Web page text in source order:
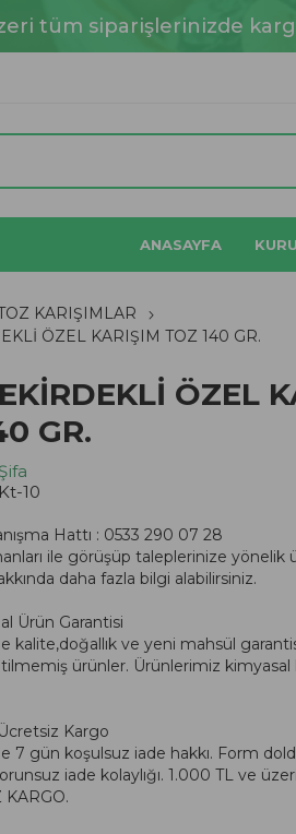
tüm siparişlerinizde
ANASAYFA
KARIŞIMLAR
ÖZEL KARIŞIM TOZ 140 GR.
ÖZEL
GR.
Kt-10
Hattı : 0533 290 07 28
ile görüşüp taleplerinize yönelik
daha fazla bilgi alabilirsiniz.
Ürün Garantisi
kalite,doğallık ve yeni mahsül
ürünler. Ürünlerimiz kimyasal
Kargo
7 gün koşulsuz iade hakkı. Form
iade kolaylığı. 1.000 TL ve
KARGO.